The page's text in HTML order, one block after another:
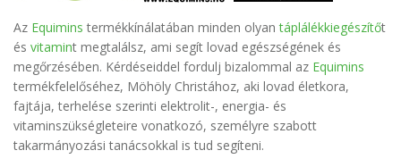
Az Equimins termékkínálatában minden olyantáplálékkiegészítőt
és vitamint megtalálsz, ami segít lovad egészségének és
megőrzésében. Kérdéseiddel fordulj bizalommal az Equimins
termékfelelőséhez, Möhöly Christához, aki lovad életkora,
fajtája, terhelése szerinti elektrolit-, energia- és
vitaminszükségleteire vonatkozó, személyre szabott
takarmányozási tanácsokkal is tud segíteni.